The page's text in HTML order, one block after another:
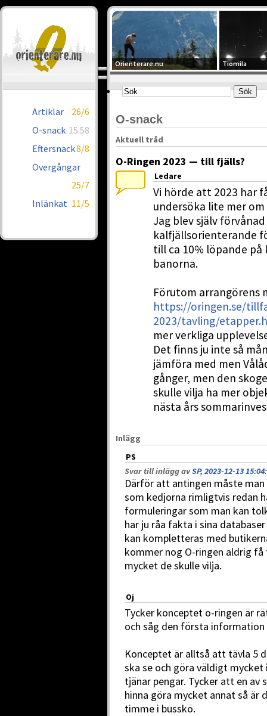
Artiklar
26/6
O-snack 15:58
Eftersnack8/8
Övergångar
25/7
Inlänkat 11/5
Orienterare.nu Tiomila
O-snack
Aktuell tråd
O-Ringen 2023 — till fjälls?
Ledare
Vi hörde att 2023 har
undersöka lite mer om
Jag blev själv
kalfjällsorienterande
till ca 10% löpande
banorna.
Förutom arrangörens
https://oringen.se/
2023/tavling/
mer verkliga
Det finns ju inte så
jämföra med men
gånger, men den
skulle vilja ha mer
nästa års
Inlägg
PS
Svar till inlägg avSP, 2023-12-13 15:04:
Därför att antingen måste
som kedjorna rimligtvis redan
formuleringar som man kan
har ju råa fakta i sina
kan kompletteras med
kommer nog O-ringen aldrig
mycket de skulle vilja.
Oj
Tycker konceptet o-ringen är
och såg den första information
Konceptet är alltså att tävla 5
ska se och göra väldigt
tjänar pengar. Tycker att en av
hinna göra mycket annat så
timme i busskö.